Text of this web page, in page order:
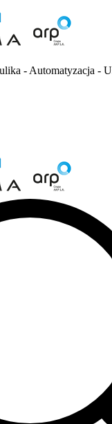
- Automatyzacja -